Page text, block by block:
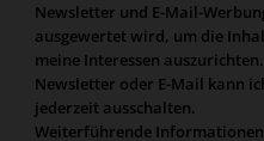
Newsletter und E-Mail-
ausgewertet wird, um die
meine Interessen
Newsletter oder E-Mail kann
jederzeit ausschalten.
Weiterführende Informationen